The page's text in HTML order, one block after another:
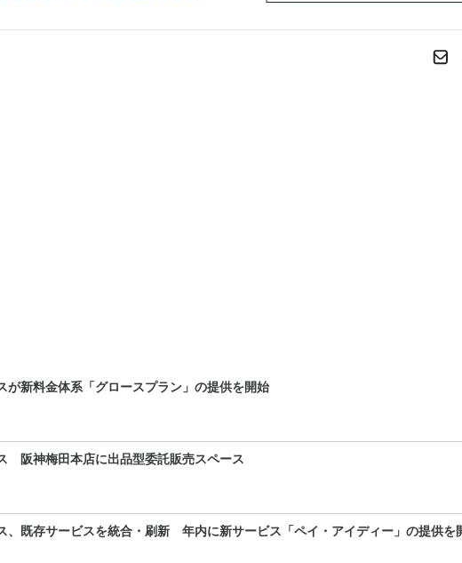
が新料金体系「グロースプラン」の提供を開始
阪神梅田本店に出品型委託販売スペース
、既存サービスを統合・刷新 年内に新サービス「ペイ・アイディー」の提供を